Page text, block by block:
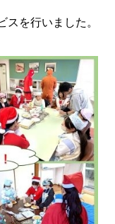
スを行いました。